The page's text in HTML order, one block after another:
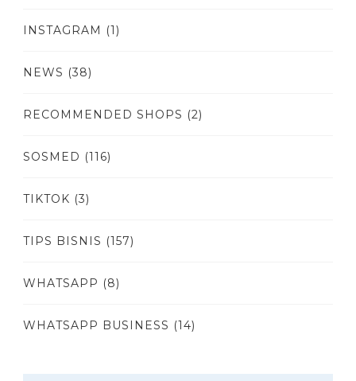
INSTAGRAM (1)
NEWS (38)
RECOMMENDED SHOPS (2)
SOSMED (116)
TIKTOK (3)
TIPS BISNIS (157)
WHATSAPP (8)
WHATSAPP BUSINESS (14)